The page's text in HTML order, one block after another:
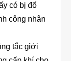
có bị đổ
công nhân
tắc giới